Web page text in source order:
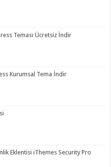
Teması Ücretsiz İndir
Kurumsal Tema İndir
Eklentisi iThemes Security Pro